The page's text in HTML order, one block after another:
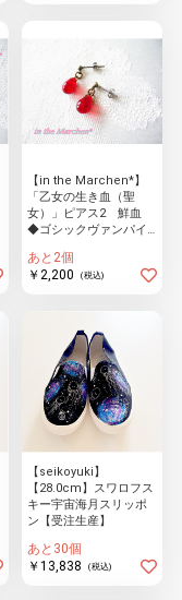
【in the Marchen*】
「乙女の生き血（聖
女）」ピアス2 鮮血
◆ゴシックヴァンパイ
あと2個
￥2,200
(税込)
【seikoyuki】
【28.0cm】スワロフス
キー宇宙海月スリッポ
ン【受注生産】
あと30個
￥13,838
(税込)